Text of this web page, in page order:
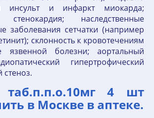
инсульт и инфаркт миокарда;
стенокардия; наследственные
заболевания сетчатки (например
склонность к кровотечениям
язвенной болезни; аортальный
гипертрофический
стеноз.
таб.п.п.о.10мг 4 шт
в Москве в аптеке.